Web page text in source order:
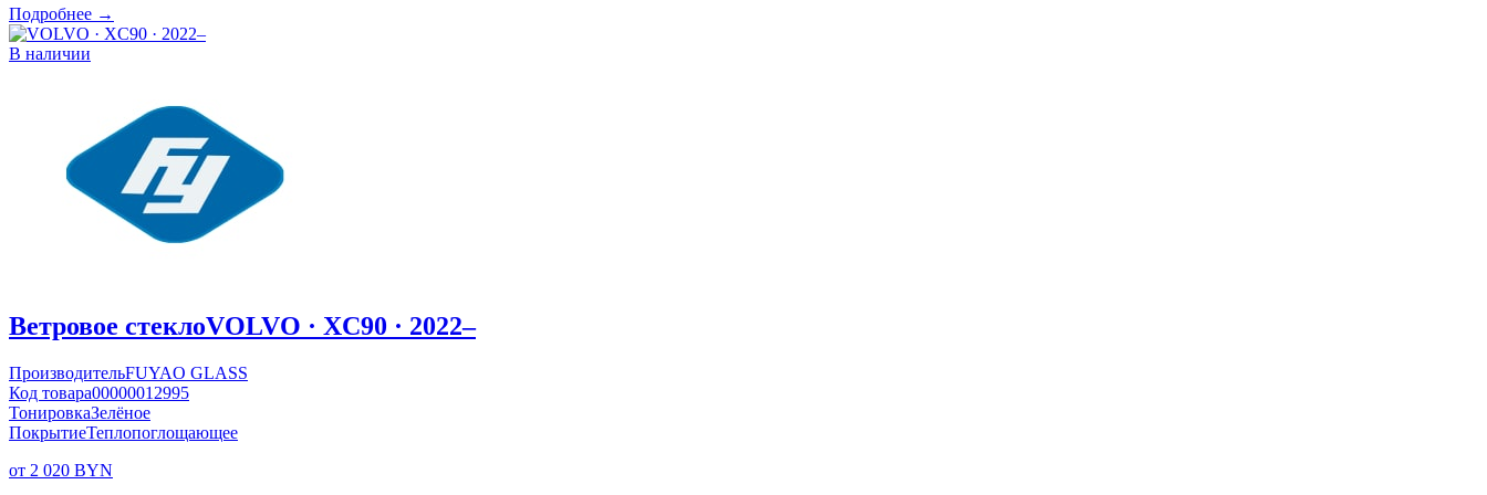
Подробнее →
В наличии
Ветровое стеклоVOLVO · XC90 · 2022–
ПроизводительFUYAO GLASS
Код товара00000012995
ТонировкаЗелёное
ПокрытиеТеплопоглощающее
от 2 020 BYN